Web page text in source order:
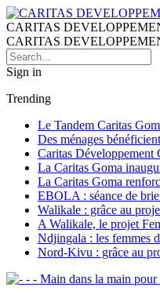
CARITAS
CARITAS
Sign in
Trending
Le Tandem Caritas
Des ménages
Caritas Développement
La Caritas Goma
La Caritas Goma
EBOLA : séance de
Walikale : grâce au
A Walikale, le projet
Ndjingala : les femmes
Nord-Kivu : grâce au
- - Main dans la main pour